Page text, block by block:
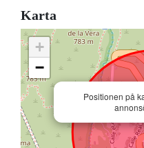
Karta
Positionen på
+
−